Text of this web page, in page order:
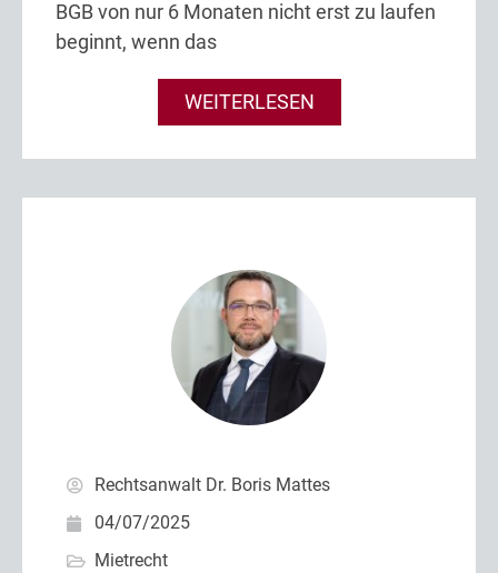
BGB von nur 6 Monaten nicht erst zu laufen
beginnt, wenn das
WEITERLESEN
Rechtsanwalt Dr. Boris Mattes
04/07/2025
Mietrecht